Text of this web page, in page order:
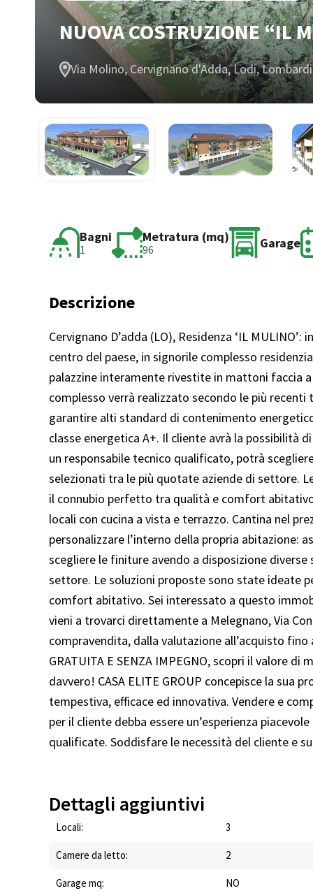
NUOVA COSTRUZIONE
Via Molino, Cervignano d'Adda, Lodi,
Bagni
1
Metratura (mq)
96 Garage
Descrizione
Cervignano D’adda (LO), Residenza ‘IL
centro del paese, in signorile complesso
palazzine interamente rivestite in mattoni faccia
complesso verrà realizzato secondo le più
garantire alti standard di contenimento
classe energetica A+. Il cliente avrà la possibilità
un responsabile tecnico qualificato, potrà
selezionati tra le più quotate aziende di settore.
il connubio perfetto tra qualità e comfort
locali con cucina a vista e terrazzo. Cantina nel
personalizzare l’interno della propria abitazione:
scegliere le finiture avendo a disposizione
settore. Le soluzioni proposte sono state ideate
comfort abitativo. Sei interessato a questo
vieni a trovarci direttamente a Melegnano, Via
compravendita, dalla valutazione all’acquisto
GRATUITA E SENZA IMPEGNO, scopri il valore
davvero! CASA ELITE GROUP concepisce la sua
tempestiva, efficace ed innovativa. Vendere e
per il cliente debba essere un’esperienza
qualificate. Soddisfare le necessità del cliente e
Dettagli aggiuntivi
Locali: 3
Camere da letto: 2
Garage mq: NO